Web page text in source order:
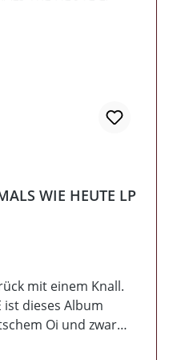
Skinhead Genre
den Zeitgeist? Oh
WIE HEUTE LP
mit einem Knall.
ist dieses Album
Oi und zwar